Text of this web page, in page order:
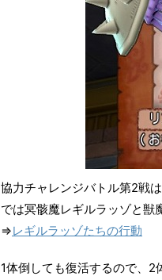
協力チャレンジバトル第2戦
では冥骸魔レギルラッゾと獣
⇒レギルラッゾたちの行動
1体倒しても復活するので、